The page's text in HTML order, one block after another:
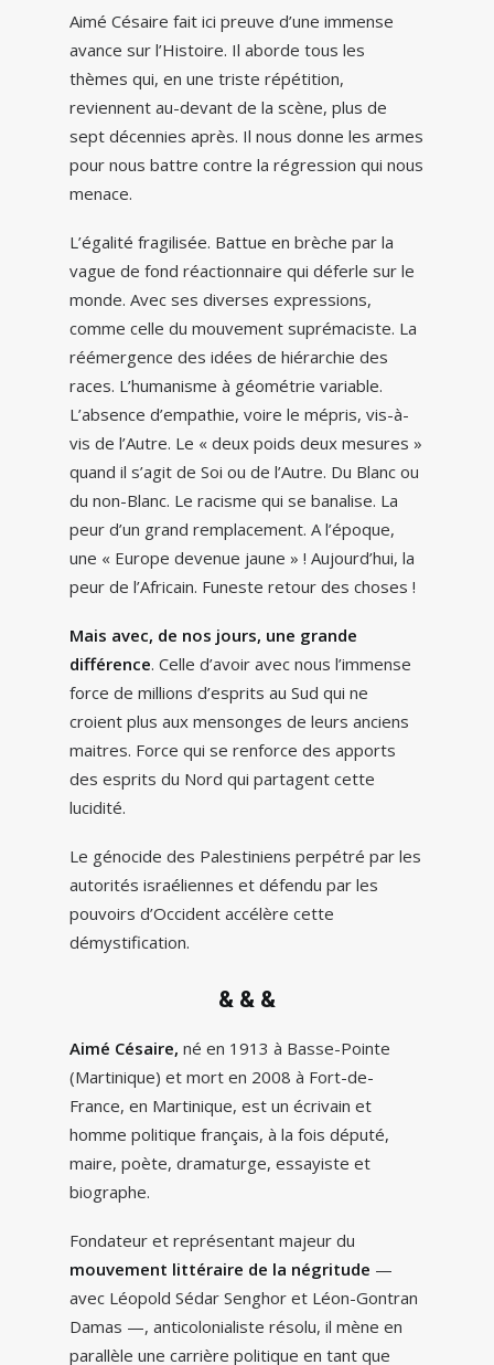
Aimé Césaire fait ici preuve d’une immense
avance sur l’Histoire. Il aborde tous les
thèmes qui, en une triste répétition,
reviennent au-devant de la scène, plus de
sept décennies après. Il nous donne les armes
pour nous battre contre la régression qui nous
menace.
L’égalité fragilisée. Battue en brèche par la
vague de fond réactionnaire qui déferle sur le
monde. Avec ses diverses expressions,
comme celle du mouvement suprémaciste. La
réémergence des idées de hiérarchie des
races. L’humanisme à géométrie variable.
L’absence d’empathie, voire le mépris, vis-à-
vis de l’Autre. Le « deux poids deux mesures »
quand il s’agit de Soi ou de l’Autre. Du Blanc ou
du non-Blanc. Le racisme qui se banalise. La
peur d’un grand remplacement. A l’époque,
une « Europe devenue jaune » ! Aujourd’hui, la
peur de l’Africain. Funeste retour des choses !
Mais avec, de nos jours, une grande
différence. Celle d’avoir avec nous l’immense
force de millions d’esprits au Sud qui ne
croient plus aux mensonges de leurs anciens
maitres. Force qui se renforce des apports
des esprits du Nord qui partagent cette
lucidité.
Le génocide des Palestiniens perpétré par les
autorités israéliennes et défendu par les
pouvoirs d’Occident accélère cette
démystification.
& & &
Aimé Césaire, né en 1913 à Basse-Pointe
(Martinique) et mort en 2008 à Fort-de-
France, en Martinique, est un écrivain et
homme politique français, à la fois député,
maire, poète, dramaturge, essayiste et
biographe.
Fondateur et représentant majeur du
mouvement littéraire de la négritude —
avec Léopold Sédar Senghor et Léon-Gontran
Damas —, anticolonialiste résolu, il mène en
parallèle une carrière politique en tant que